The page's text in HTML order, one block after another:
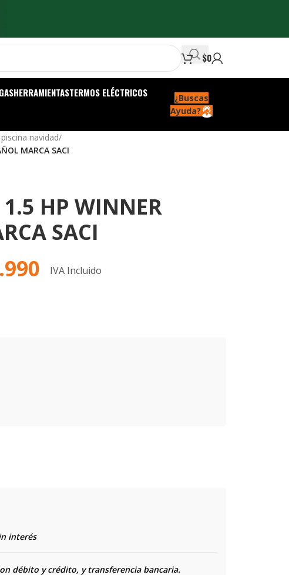
$0
HERRAMIENTASTERMOS ELÉCTRICOS
¿Buscas
Ayuda?
navidad/
MARCA SACI
HP WINNER
SACI
IVA Incluido
interés
débito y crédito, y transferencia bancaria.